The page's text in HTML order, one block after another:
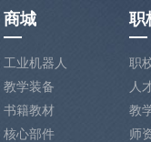
商城
工业机器人
教学装备
书籍教材
核心部件
职
职
人
教
师